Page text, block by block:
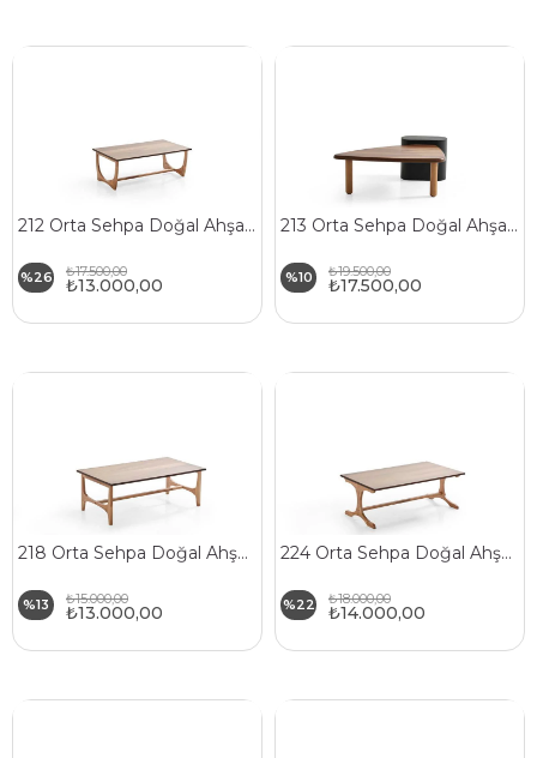
212 Orta Sehpa Doğal Ahşap Gövde Ahşap Ayaklı
%26 ₺13.000,00
₺17.500,00
213 Orta Sehpa Doğal Ahşap Gövde Ahşap Ayaklı
%10 ₺17.500,00
₺19.500,00
218 Orta Sehpa Doğal Ahşap Gövde Ahşap Ayaklı
%13 ₺13.000,00
₺15.000,00
224 Orta Sehpa Doğal Ahşap Gövde Ahşap Ayaklı
%22 ₺14.000,00
₺18.000,00